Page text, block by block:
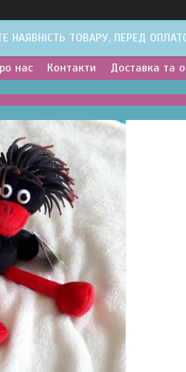
НАЯВНІСТЬ ТОВАРУ, ПЕРЕД
нас Контакти Доставка та